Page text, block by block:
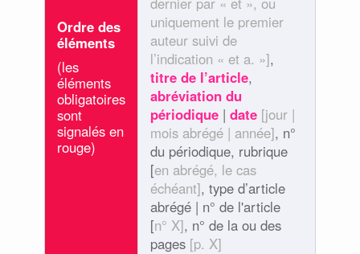
Ordre des
éléments
(les
éléments
obligatoires
sont
signalés en
rouge)
uniquement le premier
auteur suivi de
l’indication « et a. »],
titre de l’article,
abréviation du
périodique | date [jour |
mois abrégé | année], n°
du périodique, rubrique
[en abrégé, le cas
échéant], type d’article
abrégé | n° de l'article
[n° X], n° de la ou des
pages [p. X]